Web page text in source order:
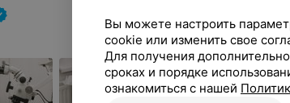
Вы можете настроить
cookie или изменить свое
Для получения
сроках и порядке
ознакомиться с нашей